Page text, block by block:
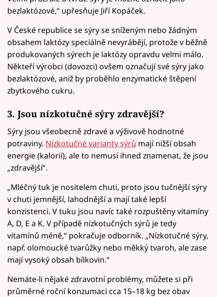
bezlaktózové,“ upřesňuje Jiří Kopáček.
V České republice se sýry se sníženým nebo žádným
obsahem laktózy speciálně nevyrábějí, protože v běžně
produkovaných sýrech je laktózy opravdu velmi málo.
Někteří výrobci (dovozci) ovšem označují své sýry jako
bezlaktózové, aniž by proběhlo enzymatické štěpení
zbytkového cukru.
3. Jsou nízkotučné sýry zdravější?
Sýry jsou všeobecně zdravé a výživově hodnotné
potraviny. Nízkotučné varianty sýrů mají nižší obsah
energie (kalorií), ale to nemusí ihned znamenat, že jsou
„zdravější“.
„Mléčný tuk je nositelem chuti, proto jsou tučnější sýry
v chuti jemnější, lahodnější a mají také lepší
konzistenci. V tuku jsou navíc také rozpuštěny vitamíny
A, D, E a K. V případě nízkotučných sýrů je tedy
vitamínů méně,“ pokračuje odborník. „Nízkotučné sýry,
např. olomoucké tvarůžky nebo měkký tvaroh, ale zase
mají vysoký obsah bílkovin.“
Nemáte-li nějaké zdravotní problémy, můžete si při
průměrné roční konzumaci cca 15–18 kg bez obav